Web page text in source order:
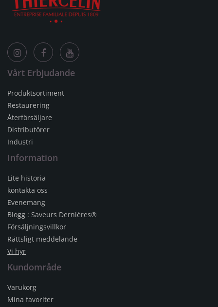
Vårt Erbjudande
Produktsortiment
Restaurering
Återförsäljare
Distributörer
Industri
Information
Lite historia
kontakta oss
Evenemang
Blogg : Saveurs Dernières®
Försäljningsvillkor
Rättsligt meddelande
Vi hyr
Kundområde
Varukorg
Mina favoriter